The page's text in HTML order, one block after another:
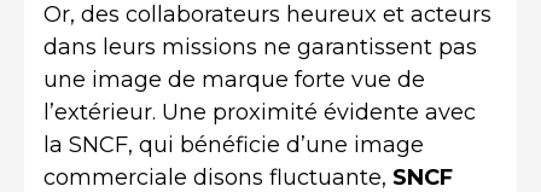
Or, des collaborateurs heureux et acteurs
dans leurs missions ne garantissent pas
une image de marque forte vue de
l’extérieur. Une proximité évidente avec
la SNCF, qui bénéficie d’une image
commerciale disons fluctuante, SNCF